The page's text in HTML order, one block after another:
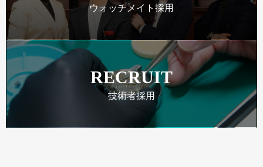
ウォッチメイト採用
RECRUIT
技術者採用